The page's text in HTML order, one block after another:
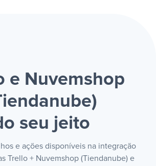
e Nuvemshop
seu jeito
e ações disponíveis na integração
Trello + Nuvemshop (Tiendanube) e